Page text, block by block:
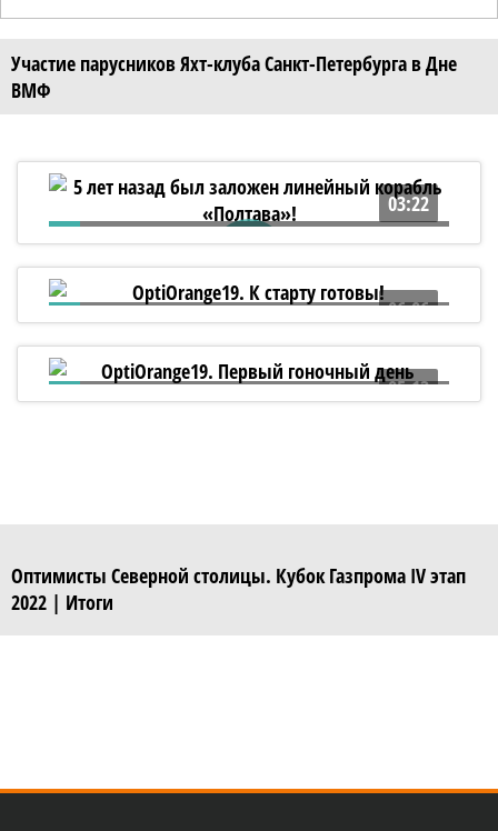
Участие парусников Яхт-клуба Санкт-Петербурга в Дне
ВМФ
03:22
5 лет назад был заложен линейный
корабль «Полтава»!
06:06
OptiOrange19. К старту готовы!
05:13
OptiOrange19. Первый гоночный день
Оптимисты Северной столицы. Кубок Газпрома IV этап
2022 | Итоги